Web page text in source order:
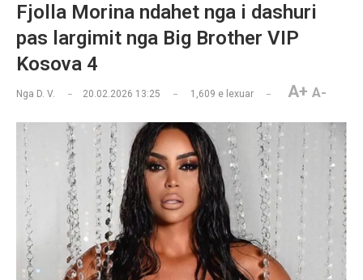
Fjolla Morina ndahet nga i dashuri
pas largimit nga Big Brother VIP
Kosova 4
Nga D. V. 20.02.2026 13:25 1,609 e lexuar A+ A-